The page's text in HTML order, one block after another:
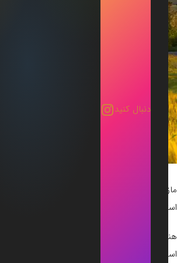
دنبال کنید
مازندران و گیلان، از مهم‌ترین نقاط کشت و
استان، با توجه به شرایط اقلیمی خاص، به کشت
هنگامی که می‌خواهید اقدام به خرید
است یا مازندران؟ یا اصلاً خرید برنج کدام منطقه